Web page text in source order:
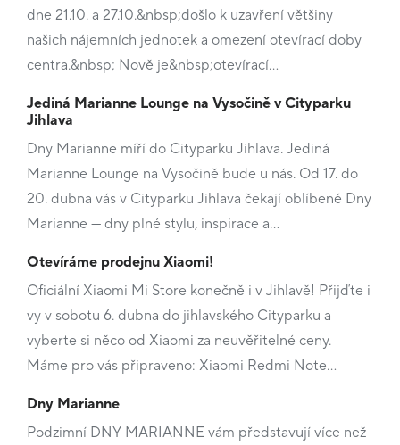
dne 21.10. a 27.10.&nbsp;došlo k uzavření většiny
našich nájemních jednotek a omezení otevírací doby
centra.&nbsp; Nově je&nbsp;otevírací…
Jediná Marianne Lounge na Vysočině v Cityparku
Jihlava
Dny Marianne míří do Cityparku Jihlava. Jediná
Marianne Lounge na Vysočině bude u nás. Od 17. do
20. dubna vás v Cityparku Jihlava čekají oblíbené Dny
Marianne — dny plné stylu, inspirace a…
Otevíráme prodejnu Xiaomi!
Oficiální Xiaomi Mi Store konečně i v Jihlavě! Přijďte i
vy v sobotu 6. dubna do jihlavského Cityparku a
vyberte si něco od Xiaomi za neuvěřitelné ceny.
Máme pro vás připraveno: Xiaomi Redmi Note…
Dny Marianne
Podzimní DNY MARIANNE vám představují více než